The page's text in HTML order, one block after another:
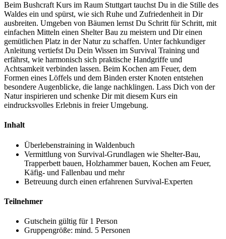
Beim Bushcraft Kurs im Raum Stuttgart tauchst Du in die Stille des
Waldes ein und spürst, wie sich Ruhe und Zufriedenheit in Dir
ausbreiten. Umgeben von Bäumen lernst Du Schritt für Schritt, mit
einfachen Mitteln einen Shelter Bau zu meistern und Dir einen
gemütlichen Platz in der Natur zu schaffen. Unter fachkundiger
Anleitung vertiefst Du Dein Wissen im Survival Training und
erfährst, wie harmonisch sich praktische Handgriffe und
Achtsamkeit verbinden lassen. Beim Kochen am Feuer, dem
Formen eines Löffels und dem Binden erster Knoten entstehen
besondere Augenblicke, die lange nachklingen. Lass Dich von der
Natur inspirieren und schenke Dir mit diesem Kurs ein
eindrucksvolles Erlebnis in freier Umgebung.
Inhalt
Überlebenstraining in Waldenbuch
Vermittlung von Survival-Grundlagen wie Shelter-Bau,
Trapperbett bauen, Holzhammer bauen, Kochen am Feuer,
Käfig- und Fallenbau und mehr
Betreuung durch einen erfahrenen Survival-Experten
Teilnehmer
Gutschein gültig für 1 Person
Gruppengröße: mind. 5 Personen